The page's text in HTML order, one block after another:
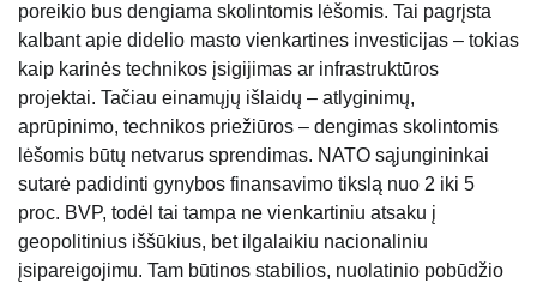
poreikio bus dengiama skolintomis lėšomis. Tai pagrįsta
kalbant apie didelio masto vienkartines investicijas – tokias
kaip karinės technikos įsigijimas ar infrastruktūros
projektai. Tačiau einamųjų išlaidų – atlyginimų,
aprūpinimo, technikos priežiūros – dengimas skolintomis
lėšomis būtų netvarus sprendimas. NATO sąjungininkai
sutarė padidinti gynybos finansavimo tikslą nuo 2 iki 5
proc. BVP, todėl tai tampa ne vienkartiniu atsaku į
geopolitinius iššūkius, bet ilgalaikiu nacionaliniu
įsipareigojimu. Tam būtinos stabilios, nuolatinio pobūdžio